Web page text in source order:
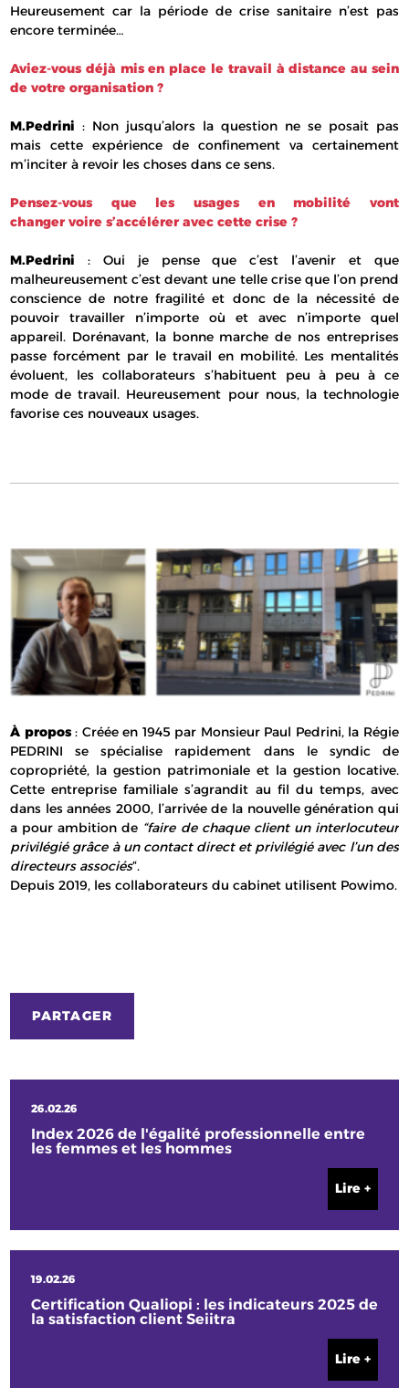
Heureusement car la période de crise sanitaire n’est pas
encore terminée…
Aviez-vous déjà mis en place le travail à distance au sein
de votre organisation ?
M.Pedrini : Non jusqu’alors la question ne se posait pas
mais cette expérience de confinement va certainement
m’inciter à revoir les choses dans ce sens.
Pensez-vous que les usages en mobilité vont
changer voire s’accélérer avec cette crise ?
M.Pedrini : Oui je pense que c’est l’avenir et que
malheureusement c’est devant une telle crise que l’on prend
conscience de notre fragilité et donc de la nécessité de
pouvoir travailler n’importe où et avec n’importe quel
appareil. Dorénavant, la bonne marche de nos entreprises
passe forcément par le travail en mobilité. Les mentalités
évoluent, les collaborateurs s’habituent peu à peu à ce
mode de travail. Heureusement pour nous, la technologie
favorise ces nouveaux usages.
À propos: Créée en 1945 par Monsieur Paul Pedrini, la Régie
PEDRINI se spécialise rapidement dans le syndic de
copropriété, la gestion patrimoniale et la gestion locative.
Cette entreprise familiale s’agrandit au fil du temps, avec
dans les années 2000, l’arrivée de la nouvelle génération qui
a pour ambition de “faire de chaque client un interlocuteur
privilégié grâce à un contact direct et privilégié avec l’un des
directeurs associés“.
Depuis 2019, les collaborateurs du cabinet utilisent Powimo.
PARTAGER
26.02.26
Index 2026 de l'égalité professionnelle entre
les femmes et les hommes
Lire +
19.02.26
Certification Qualiopi : les indicateurs 2025 de
la satisfaction client Seiitra
Lire +